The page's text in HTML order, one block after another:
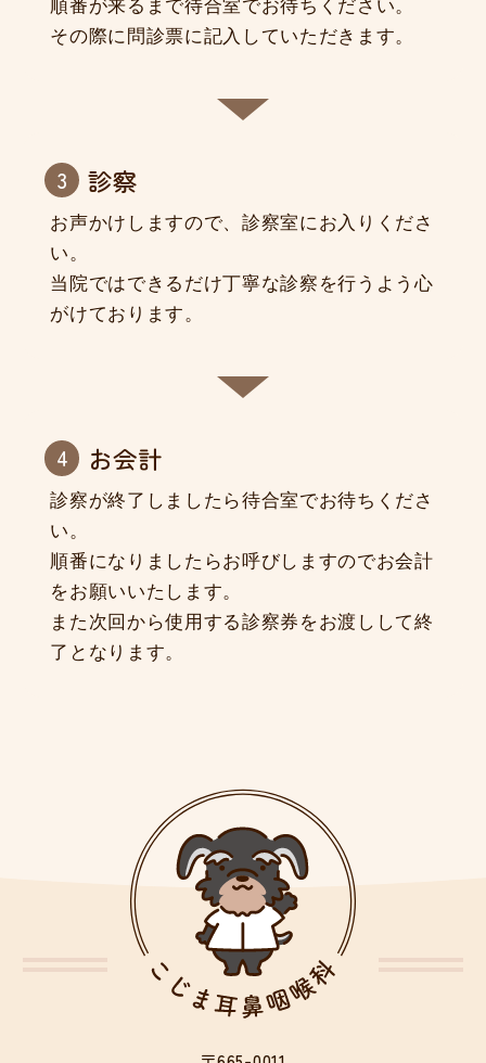
順番が来るまで待合室でお待ちください。
その際に問診票に記入していただきます。
診察
お声かけしますので、診察室にお入りくださ
い。
当院ではできるだけ丁寧な診察を行うよう心
がけております。
お会計
診察が終了しましたら待合室でお待ちくださ
い。
順番になりましたらお呼びしますのでお会計
をお願いいたします。
また次回から使用する診察券をお渡しして終
了となります。